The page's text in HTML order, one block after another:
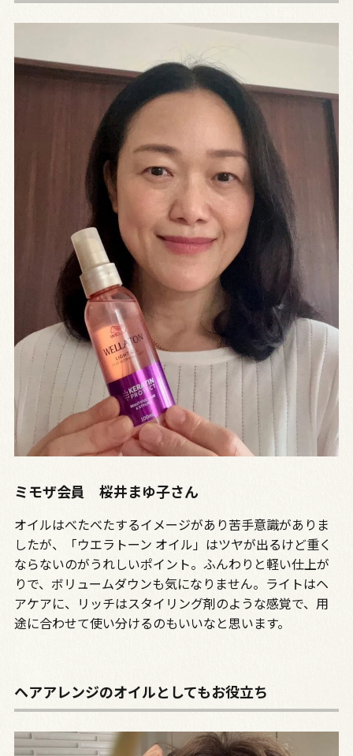
ミモザ会員 桜井まゆ子さん
オイルはべたべたするイメージがあり苦手意識がありま
したが、「ウエラトーン オイル」はツヤが出るけど重く
ならないのがうれしいポイント。ふんわりと軽い仕上が
りで、ボリュームダウンも気になりません。ライトはヘ
アケアに、リッチはスタイリング剤のような感覚で、用
途に合わせて使い分けるのもいいなと思います。
ヘアアレンジのオイルとしてもお役立ち